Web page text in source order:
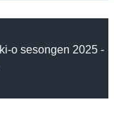
o sesongen 2025 -